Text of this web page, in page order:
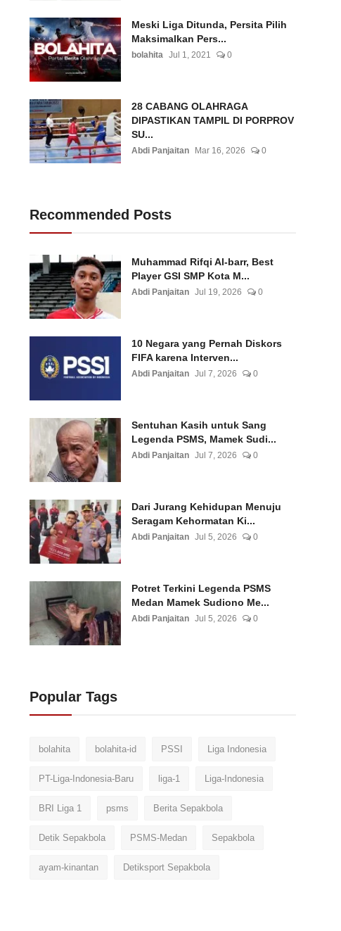
Meski Liga Ditunda, Persita Pilih
Maksimalkan Pers...
bolahita Jul 1, 2021 0
28 CABANG OLAHRAGA
DIPASTIKAN TAMPIL DI PORPROV
SU...
Abdi Panjaitan Mar 16, 2026 0
Recommended Posts
Muhammad Rifqi Al-barr, Best
Player GSI SMP Kota M...
Abdi Panjaitan Jul 19, 2026 0
10 Negara yang Pernah Diskors
FIFA karena Interven...
Abdi Panjaitan Jul 7, 2026 0
Sentuhan Kasih untuk Sang
Legenda PSMS, Mamek Sudi...
Abdi Panjaitan Jul 7, 2026 0
Dari Jurang Kehidupan Menuju
Seragam Kehormatan Ki...
Abdi Panjaitan Jul 5, 2026 0
Potret Terkini Legenda PSMS
Medan Mamek Sudiono Me...
Abdi Panjaitan Jul 5, 2026 0
Popular Tags
bolahita bolahita-id PSSI Liga Indonesia
PT-Liga-Indonesia-Baru liga-1 Liga-Indonesia
BRI Liga 1 psms Berita Sepakbola
Detik Sepakbola PSMS-Medan Sepakbola
ayam-kinantan Detiksport Sepakbola